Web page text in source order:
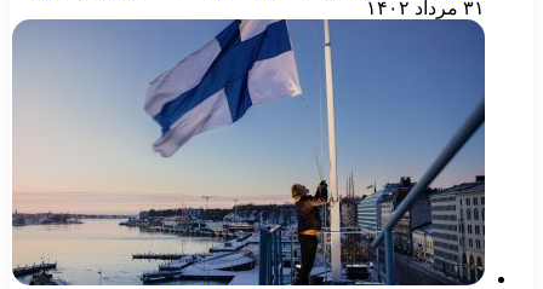
۳۱ مرداد ۱۴۰۲